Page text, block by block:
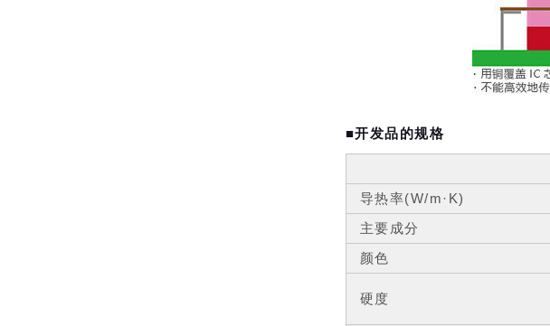
■开发品的规格
导热率(W/m·K)
主要成分
颜色
硬度